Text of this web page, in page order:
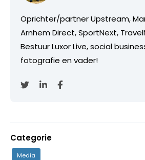
Oprichter/partner Upstream,
Arnhem Direct, SportNext,
Bestuur Luxor Live, social
fotografie en vader!
Categorie
Media